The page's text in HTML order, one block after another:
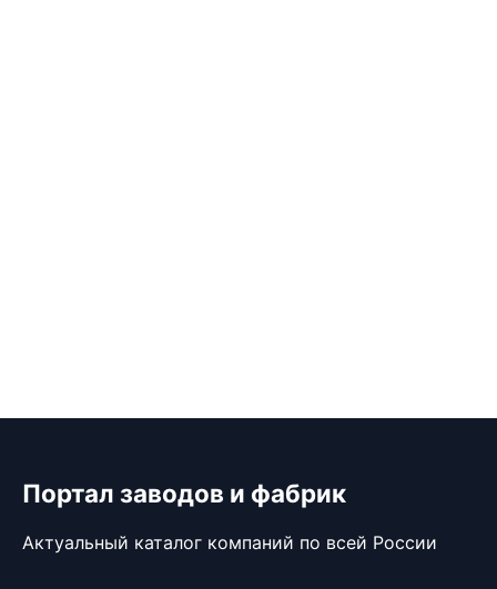
Портал заводов и фабрик
Актуальный каталог компаний по всей России